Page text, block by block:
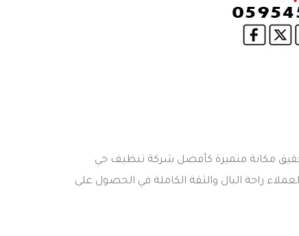
مكانة متميزة كأفضل شركة تنظيف حي
راحة البال والثقة الكاملة في الحصول على